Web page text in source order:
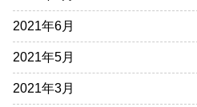
2021年6月
2021年5月
2021年3月